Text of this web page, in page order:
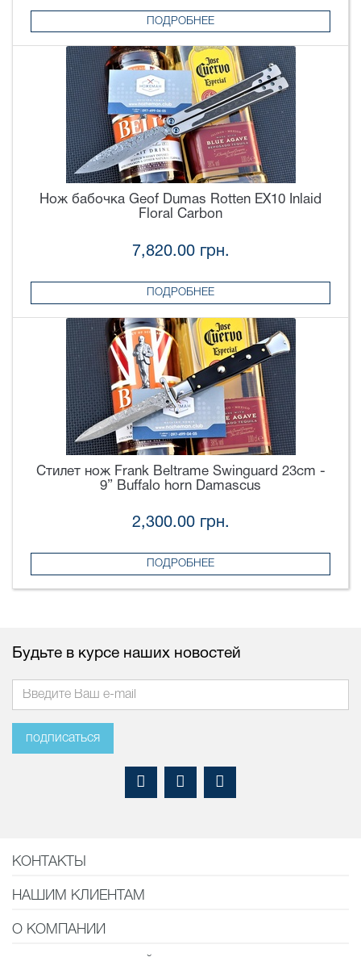
ПОДРОБНЕЕ
Нож бабочка Geof Dumas Rotten EX10 Inlaid
Floral Carbon
7,820.00 грн.
ПОДРОБНЕЕ
Стилет нож Frank Beltrame Swinguard 23cm -
9” Buffalo horn Damascus
2,300.00 грн.
ПОДРОБНЕЕ
Будьте в курсе наших новостей
подписаться
КОНТАКТЫ
НАШИМ КЛИЕНТАМ
О КОМПАНИИ